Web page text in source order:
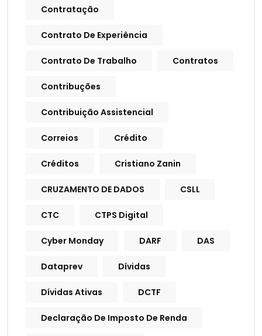
Contratação
Contrato De Experiência
Contrato De Trabalho Contratos
Contribuções
Contribuição Assistencial
Correios Crédito
Créditos Cristiano Zanin
CRUZAMENTO DE DADOS CSLL
CTC CTPS Digital
Cyber Monday DARF DAS
Dataprev Dívidas
Dívidas Ativas DCTF
Declaração De Imposto De Renda